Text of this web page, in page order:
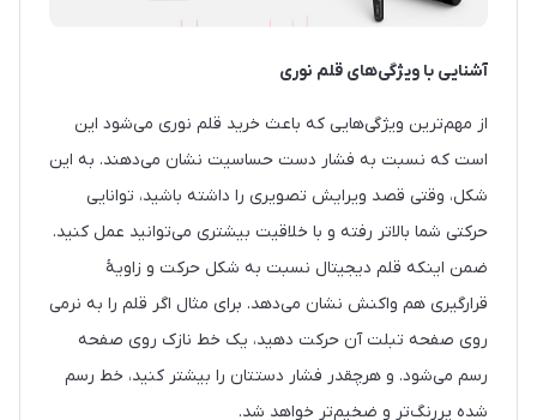
آشنایی با ویژگی‌های قلم نوری
از مهم‌ترین ویژگی‌هایی که باعث خرید قلم‌ نوری می‌شود این
است که نسبت به فشار دست حساسیت نشان می‌دهند. به این
شکل، وقتی قصد ویرایش تصویری را داشته باشید، توانایی
حرکتی شما بالاتر رفته و با خلاقیت بیشتری می‌توانید عمل کنید.
ضمن اینکه قلم دیجیتال نسبت به شکل حرکت و زاویۀ
قرارگیری هم واکنش نشان می‌دهد. برای مثال اگر قلم را به نرمی
روی صفحه تبلت آن حرکت دهید، یک خط نازک روی صفحه
رسم می‌شود. و هرچقدر فشار دستتان را بیشتر کنید، خط رسم
شده پررنگ‌تر و ضخیم‌تر خواهد شد.